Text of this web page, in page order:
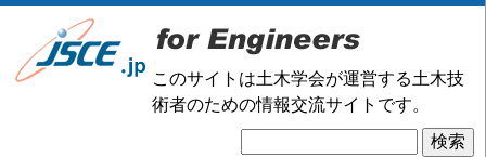
メ
このサイトは土木学会が運営する土木技
術者のための情報交流サイトです。